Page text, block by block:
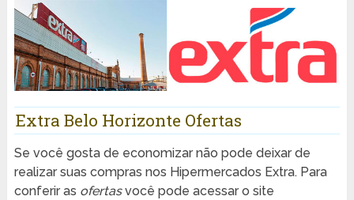
Extra Belo Horizonte Ofertas
Se você gosta de economizar não pode deixar de
realizar suas compras nos Hipermercados Extra. Para
conferir as ofertasvocê pode acessar o site